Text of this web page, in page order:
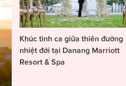
Khúc tình ca giữa thiên đường
nhiệt đới tại Danang Marriott
Resort & Spa